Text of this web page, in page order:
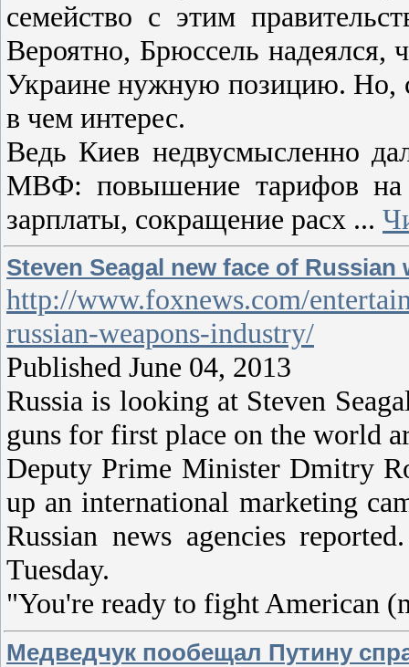
семейство с этим
Вероятно, Брюссель надеялся,
Украине нужную позицию. Но,
в чем интерес.
Ведь Киев недвусмысленно
МВФ: повышение тарифов на
зарплаты, сокращение расх ...
Steven Seagal new face of
http://www.foxnews.com/
russian-weapons-industry/
Published June 04, 2013
Russia is looking at Steven
guns for first place on the world
Deputy Prime Minister Dmitry
up an international marketing
Russian news agencies
Tuesday.
"You're ready to fight American
Медведчук пообещал Путину